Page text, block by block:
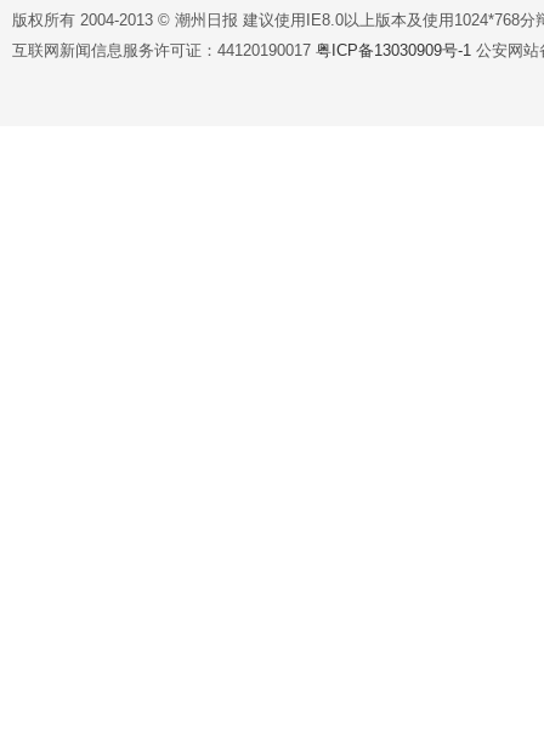
版权所有 2004-2013 © 潮州日报 建议使用IE8.0以上版本及使用1024*768分
互联网新闻信息服务许可证：44120190017 粤ICP备13030909号-1 公安网站